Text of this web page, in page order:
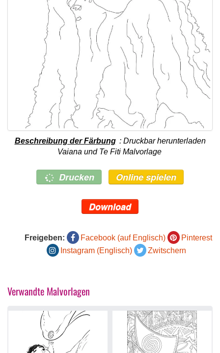
Beschreibung der Färbung : Druckbar herunterladen
Vaiana und Te Fiti Malvorlage
Drucken Online spielen
Download
Freigeben: Facebook (auf Englisch)
Pinterest
Instagram (Englisch)
Zwitschern
Verwandte Malvorlagen